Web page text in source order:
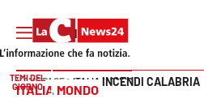
Vai
TEMI DEL
GIORNO
INCENDI CALABRIA
HOME PAGE ITALIA MONDO
ITALIA MONDO